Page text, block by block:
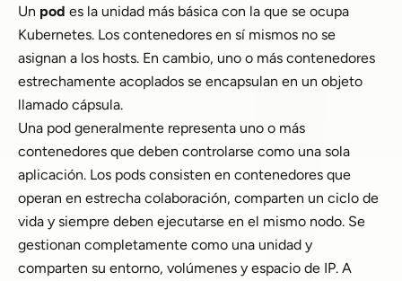
Un pod es la unidad más básica con la que se ocupa
Kubernetes. Los contenedores en sí mismos no se
asignan a los hosts. En cambio, uno o más contenedores
estrechamente acoplados se encapsulan en un objeto
llamado cápsula.
Una pod generalmente representa uno o más
contenedores que deben controlarse como una sola
aplicación. Los pods consisten en contenedores que
operan en estrecha colaboración, comparten un ciclo de
vida y siempre deben ejecutarse en el mismo nodo. Se
gestionan completamente como una unidad y
comparten su entorno, volúmenes y espacio de IP. A